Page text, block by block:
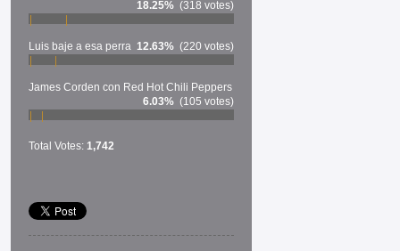
18.25% (318 votes)
Luis baje a esa perra 12.63% (220 votes)
James Corden con Red Hot Chili Peppers
6.03% (105 votes)
Total Votes: 1,742